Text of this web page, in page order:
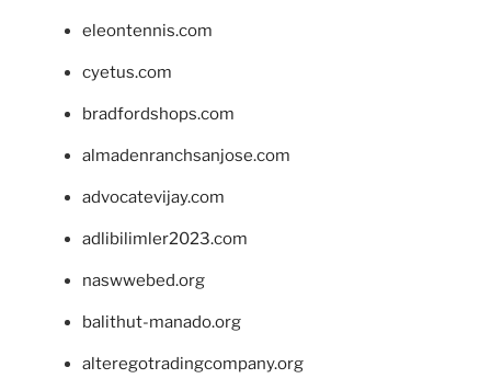
eleontennis.com
cyetus.com
bradfordshops.com
almadenranchsanjose.com
advocatevijay.com
adlibilimler2023.com
naswwebed.org
balithut-manado.org
alteregotradingcompany.org